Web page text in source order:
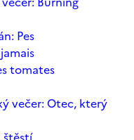
Pes
tomates
večer: Otec, který